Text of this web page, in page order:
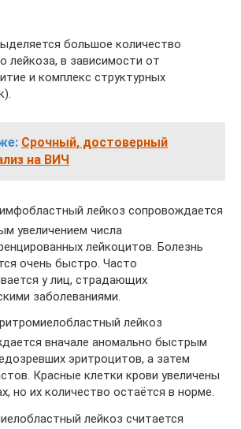
большое количество
лейкоза, в зависимости от
и комплекс структурных
Срочный, достоверный
на ВИЧ
лейкоз сопровождается
увеличением числа
лейкоцитов. Болезнь
очень быстро. Часто
у лиц, страдающих
заболеваниями.
лейкоз
вначале аномально быстрым
эритроцитов, а затем
Красные клетки крови увеличены
но их количество остаётся в норме.
лейкоз считается